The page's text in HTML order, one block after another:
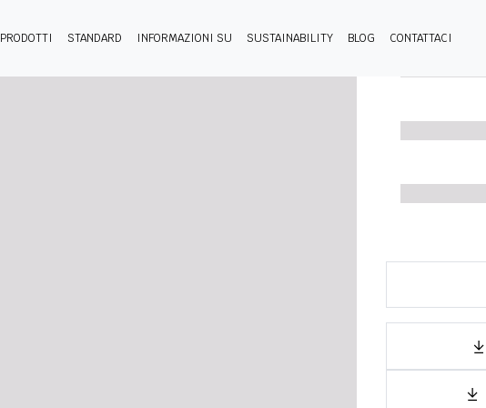
PRODOTTI STANDARD INFORMAZIONI SU SUSTAINABILITY BLOG CONTATTACI